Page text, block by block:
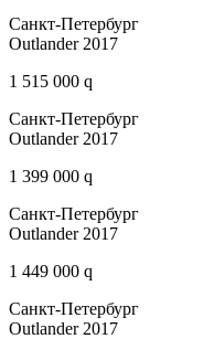
Санкт-Петербург
Outlander 2017
1 515 000 q
Санкт-Петербург
Outlander 2017
1 399 000 q
Санкт-Петербург
Outlander 2017
1 449 000 q
Санкт-Петербург
Outlander 2017